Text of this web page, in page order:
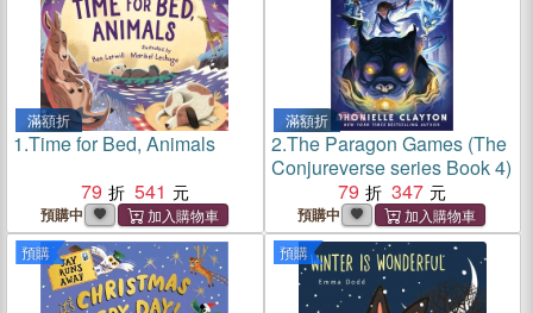
滿額折
1.Time for Bed, Animals
79
541
預購中
滿額折
2.The Paragon Games (The
Conjureverse series Book 4)
79
347
預購中
預購 預購